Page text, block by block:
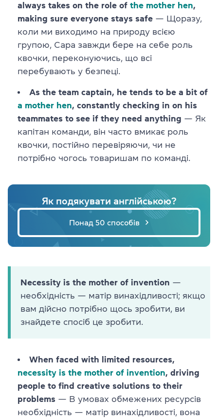
always takes on the role of the mother hen,
making sure everyone stays safe — Щоразу,
коли ми виходимо на природу всією
групою, Сара завжди бере на себе роль
квочки, переконуючись, що всі
перебувають у безпеці.
As the team captain, he tends to be a bit of
a mother hen, constantly checking in on his
teammates to see if they need anything — Як
капітан команди, він часто вмикає роль
квочки, постійно перевіряючи, чи не
потрібно чогось товаришам по команді.
Як подякувати англійською?
Понад 50 способів
Necessity is the mother of invention —
необхідність — матір винахідливості; якщо
вам дійсно потрібно щось зробити, ви
знайдете спосіб це зробити.
When faced with limited resources,
necessity is the mother of invention, driving
people to find creative solutions to their
problems — В умовах обмежених ресурсів
необхідність — матір винахідливості, вона